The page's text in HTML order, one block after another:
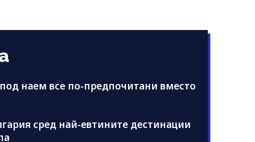
наем все по-предпочитани вместо
сред най-евтините дестинации